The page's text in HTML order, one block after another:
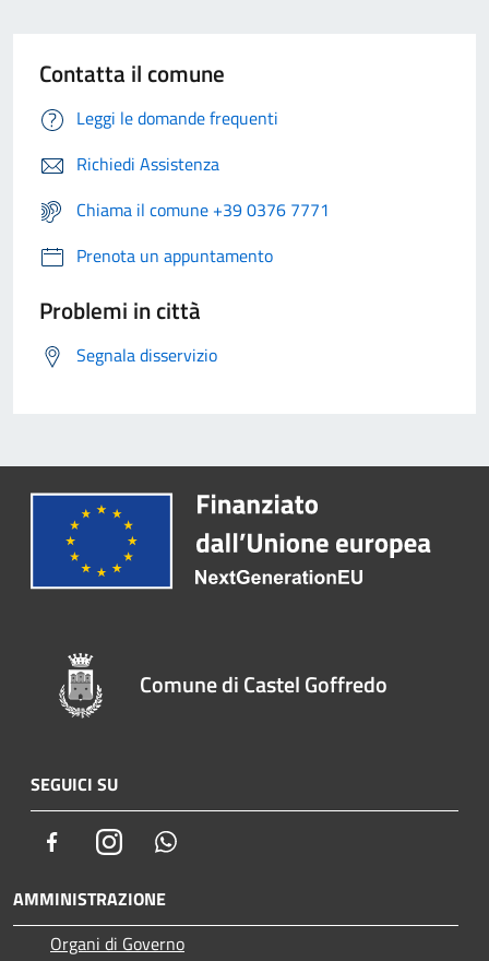
Contatta il comune
Leggi le domande frequenti
Richiedi Assistenza
Chiama il comune +39 0376 7771
Prenota un appuntamento
Problemi in città
Segnala disservizio
Comune di Castel Goffredo
SEGUICI SU
FacebookInstagram
AMMINISTRAZIONE
Organi di Governo